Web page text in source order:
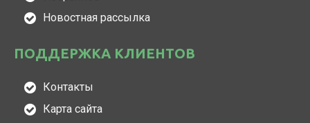
Новостная рассылка
ПОДДЕРЖКА КЛИЕНТОВ
Контакты
Карта сайта